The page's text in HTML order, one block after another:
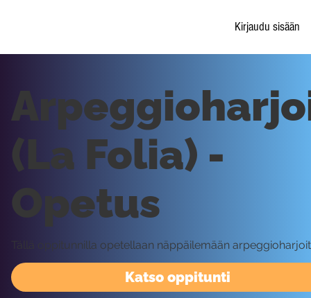
Kirjaudu sisään
Katso oppitunti
(La Folia) -
Opetus
Tällä oppitunnilla opetellaan näppäilemään